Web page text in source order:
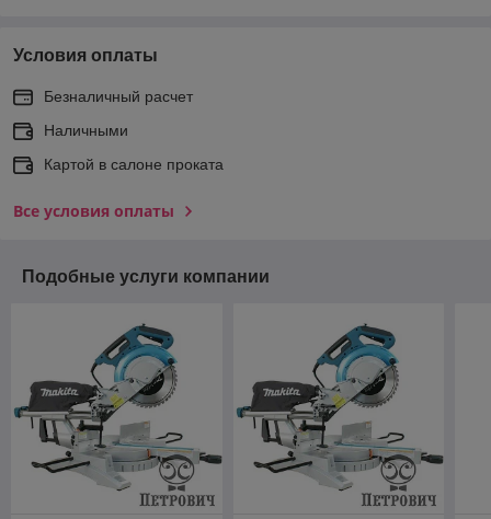
Условия оплаты
Безналичный расчет
Наличными
Картой в салоне проката
Все условия оплаты
Подобные услуги компании